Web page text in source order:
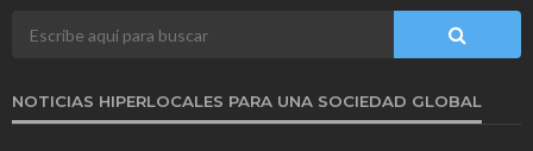
NOTICIAS HIPERLOCALES PARA UNA SOCIEDAD GLOBAL